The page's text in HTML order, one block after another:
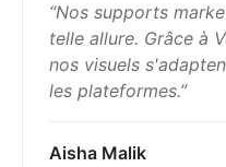
“Nos supports
telle allure. Grâce à
nos visuels
les plateformes.”
Aisha Malik